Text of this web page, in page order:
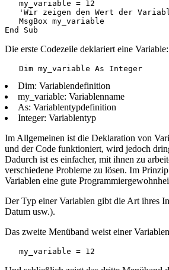
   my_variable = 12
'Wir zeigen den Wert der
   MsgBox my_variable
Die erste Codezeile deklariert eine Variable:
Dim: Variablendefinition
my_variable: Variablenname
As: Variablentypdefinition
Integer: Variablentyp
Im Allgemeinen ist die Deklaration von
und der Code funktioniert, wird jedoch
Dadurch ist es einfacher, mit ihnen zu
verschiedene Probleme zu lösen. Im
Variablen eine gute
Der Typ einer Variablen gibt die Art ihres
Datum usw.).
Das zweite Menüband weist einer